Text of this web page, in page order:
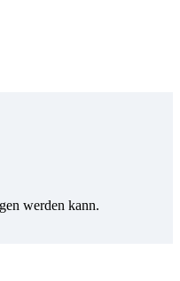
werden kann.